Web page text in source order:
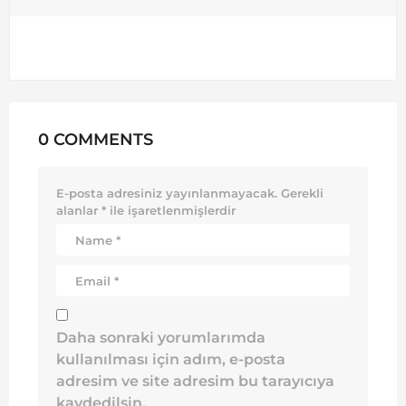
0 COMMENTS
E-posta adresiniz yayınlanmayacak. Gerekli
alanlar * ile işaretlenmişlerdir
Daha sonraki yorumlarımda
kullanılması için adım, e-posta
adresim ve site adresim bu tarayıcıya